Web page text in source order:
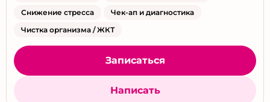
Снижение стресса
Чек-ап и диагностика
Чистка организма / ЖКТ
Записаться
Написать